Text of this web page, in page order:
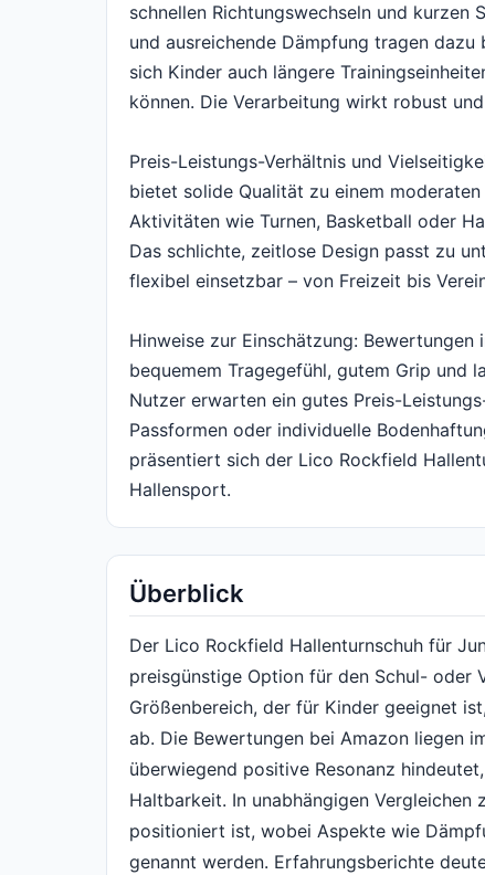
schnellen Richtungswechseln und
und ausreichende Dämpfung tragen
sich Kinder auch längere
können. Die Verarbeitung wirkt robust
Preis-Leistungs-Verhältnis und
bietet solide Qualität zu einem
Aktivitäten wie Turnen, Basketball oder
Das schlichte, zeitlose Design passt zu
flexibel einsetzbar – von Freizeit bis
Hinweise zur Einschätzung:
bequemem Tragegefühl, gutem Grip und
Nutzer erwarten ein gutes Preis-
Passformen oder individuelle
präsentiert sich der Lico Rockfield
Hallensport.
Überblick
Der Lico Rockfield Hallenturnschuh für
preisgünstige Option für den Schul- oder
Größenbereich, der für Kinder geeignet
ab. Die Bewertungen bei Amazon liegen
überwiegend positive Resonanz
Haltbarkeit. In unabhängigen
positioniert ist, wobei Aspekte wie
genannt werden. Erfahrungsberichte